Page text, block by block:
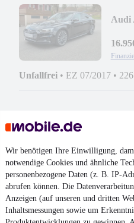
Wir benötigen Ihre Einwilligung,
notwendige Cookies und ähnliche
personenbezogene Daten (z. B. IP-
abrufen können. Die
Anzeigen (auf unseren und dritten
Inhaltsmessungen sowie um
Audi
Unfallfrei • EZ 07/2017 •
Jeep
8.500
EZ 01/2015 191.450 km